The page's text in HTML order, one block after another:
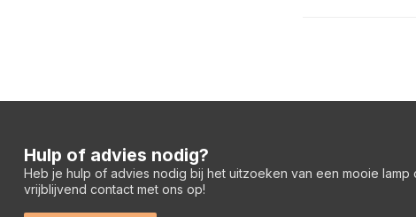
Hulp of advies nodig?
Heb je hulp of advies nodig bij het uitzoeken van een mooie lamp
vrijblijvend contact met ons op!